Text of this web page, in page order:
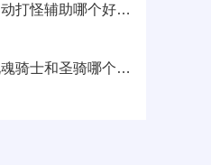
手游传奇挂机自动打怪辅助哪个好用？传奇挂机软件推荐
冒险岛枫之传说魂骑士和圣骑哪个厉害 职业对比分析